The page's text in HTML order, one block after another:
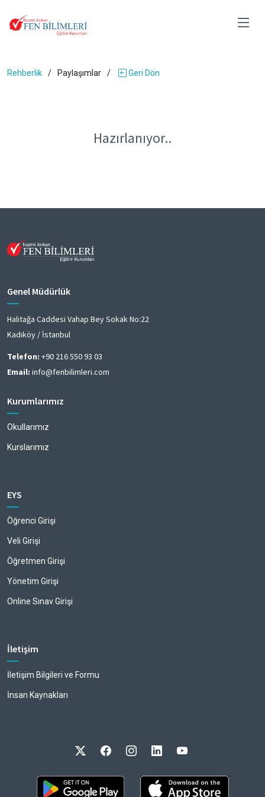
Rehberlik Paylaşımlar Geri Dön
Hazırlanıyor..
Genel Müdürlük
Halitağa Caddesi Vahap Bey Sokak No:22
Kadıköy / İstanbul
Telefon: +90 216 550 93 03
Email: info@fenbilimleri.com
Kurumlarımız
Okullarımız
Kurslarımız
EYS
Öğrenci Girişi
Veli Girişi
Öğretmen Girişi
Yönetim Girişi
Online Sınav Girişi
İletişim
İletişim Bilgileri ve Formu
İnsan Kaynakları